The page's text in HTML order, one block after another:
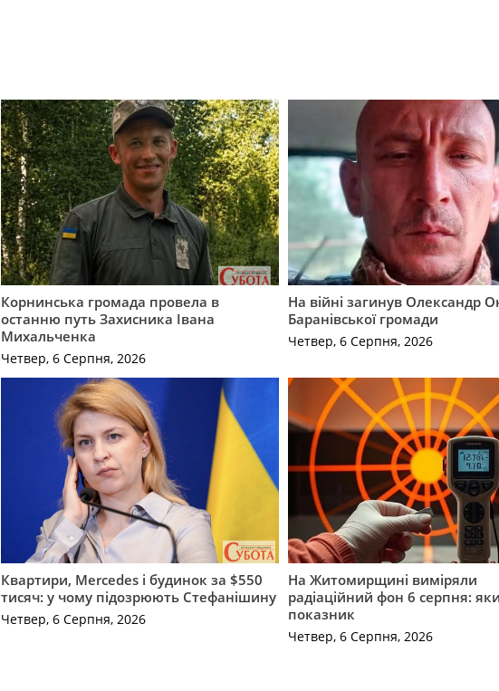
Корнинська громада провела в
останню путь Захисника Івана
Михальченка
Четвер, 6 Серпня, 2026
На війні загинув Олександр
Баранівської громади
Четвер, 6 Серпня, 2026
Квартири, Mercedes і будинок за $550
тисяч: у чому підозрюють Стефанішину
Четвер, 6 Серпня, 2026
На Житомирщині виміряли
радіаційний фон 6 серпня:
показник
Четвер, 6 Серпня, 2026